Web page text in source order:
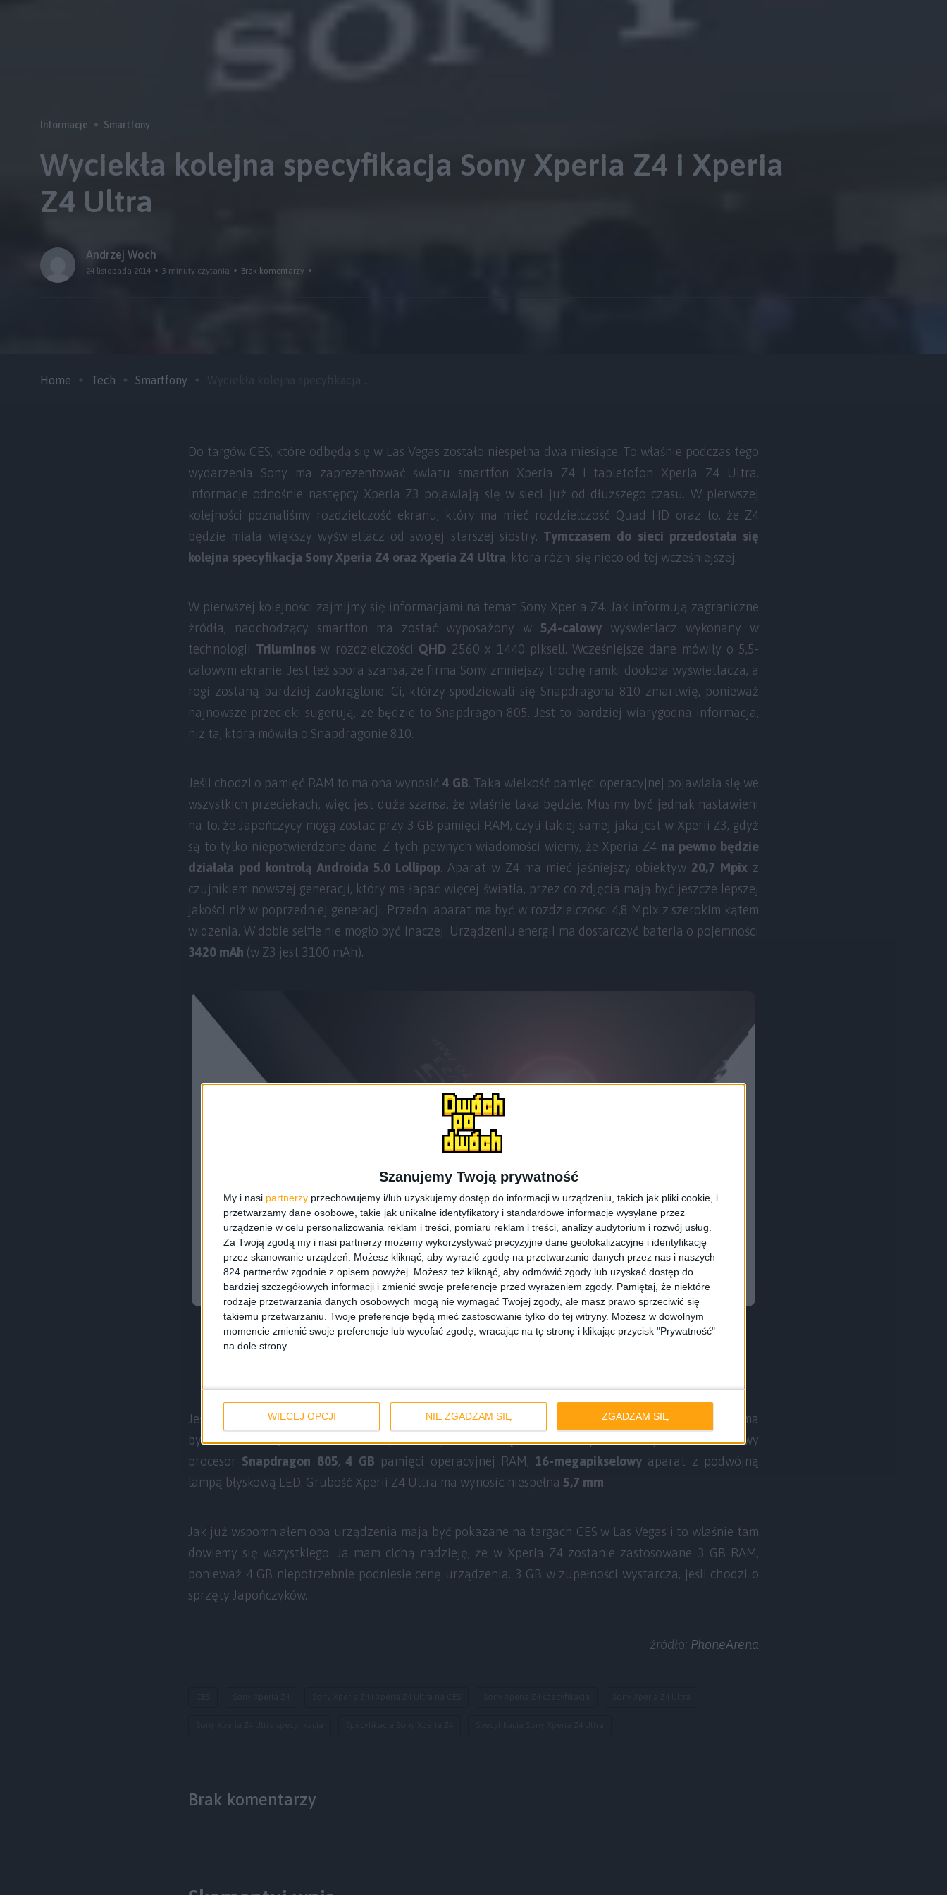
Szanujemy Twoją prywatność
My i nasi partnerzy przechowujemy i/lub uzyskujemy dostęp do informacji w urządzeniu, takich jak pliki cookie, i
przetwarzamy dane osobowe, takie jak unikalne identyfikatory i standardowe informacje wysyłane przez
urządzenie w celu personalizowania reklam i treści, pomiaru reklam i treści, analizy audytorium i rozwój usług.
Za Twoją zgodą my i nasi partnerzy możemy wykorzystywać precyzyjne dane geolokalizacyjne i identyfikację
przez skanowanie urządzeń. Możesz kliknąć, aby wyrazić zgodę na przetwarzanie danych przez nas i naszych
824 partnerów zgodnie z opisem powyżej. Możesz też kliknąć, aby odmówić zgody lub uzyskać dostęp do
bardziej szczegółowych informacji i zmienić swoje preferencje przed wyrażeniem zgody. Pamiętaj, że niektóre
rodzaje przetwarzania danych osobowych mogą nie wymagać Twojej zgody, ale masz prawo sprzeciwić się
takiemu przetwarzaniu. Twoje preferencje będą mieć zastosowanie tylko do tej witryny. Możesz w dowolnym
momencie zmienić swoje preferencje lub wycofać zgodę, wracając na tę stronę i klikając przycisk "Prywatność"
na dole strony.
WIĘCEJ OPCJI NIE ZGADZAM SIĘ ZGADZAM SIĘ
Informacje Smartfony
Wyciekła kolejna specyfikacja Sony Xperia Z4 i Xperia
Z4 Ultra
Andrzej Woch
24 listopada 2014 3 minuty czytania Brak komentarzy
Home Tech Smartfony
Do targów CES, które odbędą się w Las Vegas zostało niespełna dwa miesiące. To właśnie podczas tego
wydarzenia Sony ma zaprezentować światu smartfon Xperia Z4 i tabletofon Xperia Z4 Ultra.
Informacje odnośnie następcy Xperia Z3 pojawiają się w sieci już od dłuższego czasu. W pierwszej
kolejności poznaliśmy rozdzielczość ekranu, który ma mieć rozdzielczość Quad HD oraz to, że Z4
będzie miała większy wyświetlacz od swojej starszej siostry. Tymczasem do sieci przedostała się
kolejna specyfikacja Sony Xperia Z4 oraz Xperia Z4 Ultra, która różni się nieco od tej wcześniejszej.
W pierwszej kolejności zajmijmy się informacjami na temat Sony Xperia Z4. Jak informują zagraniczne
źródła, nadchodzący smartfon ma zostać wyposażony w5,4-calowy wyświetlacz wykonany w
technologii Triluminos w rozdzielczości QHD 2560 x 1440 pikseli. Wcześniejsze dane mówiły o 5,5-
calowym ekranie. Jest też spora szansa, że firma Sony zmniejszy trochę ramki dookoła wyświetlacza, a
rogi zostaną bardziej zaokrąglone. Ci, którzy spodziewali się Snapdragona 810 zmartwię, ponieważ
najnowsze przecieki sugerują, że będzie to Snapdragon 805. Jest to bardziej wiarygodna informacja,
niż ta, która mówiła o Snapdragonie 810.
Jeśli chodzi o pamięć RAM to ma ona wynosić 4 GB. Taka wielkość pamięci operacyjnej pojawiała się we
wszystkich przeciekach, więc jest duża szansa, że właśnie taka będzie. Musimy być jednak nastawieni
na to, że Japończycy mogą zostać przy 3 GB pamięci RAM, czyli takiej samej jaka jest w Xperii Z3, gdyż
są to tylko niepotwierdzone dane. Z tych pewnych wiadomości wiemy, że Xperia Z4 na pewno będzie
działała pod kontrolą Androida 5.0 Lollipop. Aparat w Z4 ma mieć jaśniejszy obiektyw 20,7 Mpix z
czujnikiem nowszej generacji, który ma łapać więcej światła, przez co zdjęcia mają być jeszcze lepszej
jakości niż w poprzedniej generacji. Przedni aparat ma być w rozdzielczości 4,8 Mpix z szerokim kątem
widzenia. W dobie selfie nie mogło być inaczej. Urządzeniu energii ma dostarczyć bateria o pojemności
3420 mAh (w Z3 jest 3100 mAh).
Sony Xperia Z4 / fot. PhoneArena
Jeśli chodzi o specyfikację Sony Xperia Z4 Ultra to przedstawia się ona następująco. Wyświetlacz ma
być wielkości5,9-cali Triluminos(wcześniej mówiło się o 6,4-calowym ekranie), czterordzeniowy
procesor Snapdragon 805, 4 GB pamięci operacyjnej RAM, 16-megapikselowy aparat z podwójną
lampą błyskową LED. Grubość Xperii Z4 Ultra ma wynosić niespełna 5,7 mm.
Jak już wspomniałem oba urządzenia mają być pokazane na targach CES w Las Vegas i to właśnie tam
dowiemy się wszystkiego. Ja mam cichą nadzieję, że w Xperia Z4 zostanie zastosowane 3 GB RAM,
ponieważ 4 GB niepotrzebnie podniesie cenę urządzenia. 3 GB w zupełności wystarcza, jeśli chodzi o
sprzęty Japończyków.
źródło: PhoneArena
Brak komentarzy